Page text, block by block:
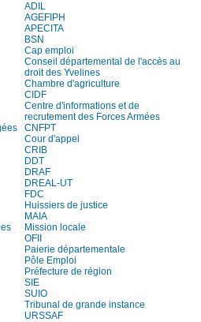
ADIL
AGEFIPH
APECITA
BSN
Cap emploi
Conseil départemental de l'accès au
droit des Yvelines
Chambre d'agriculture
CIDF
Centre d'informations et de
recrutement des Forces Armées
CNFPT
Cour d'appel
CRIB
DDT
DRAF
DREAL-UT
FDC
Huissiers de justice
MAIA
Mission locale
OFII
Paierie départementale
Pôle Emploi
Préfecture de région
SIE
SUIO
Tribunal de grande instance
URSSAF